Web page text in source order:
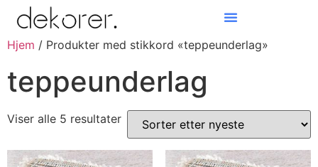
Hjem / Produkter med stikkord «teppeunderlag»
teppeunderlag
Viser alle 5 resultater